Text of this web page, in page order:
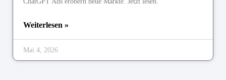
Weiterlesen »
Mai 4, 2026